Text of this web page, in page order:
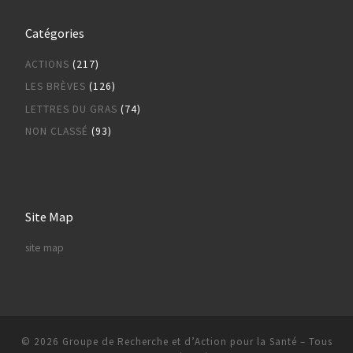
Catégories
ACTIONS (217)
LES BRÈVES (126)
LETTRES DU GRAS (74)
NON CLASSÉ (93)
Site Map
site map
© 2026 Groupe de Recherche et d’Action pour la Santé – Tous